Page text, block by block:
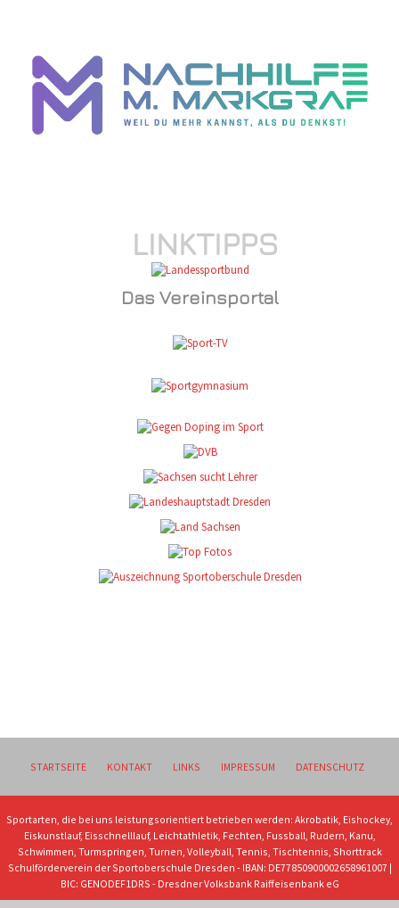
LINKTIPPS
Das Vereinsportal
STARTSEITE KONTAKT LINKS IMPRESSUM DATENSCHUTZ
Sportarten, die bei uns leistungsorientiert betrieben werden: Akrobatik, Eishockey,
Eiskunstlauf, Eisschnelllauf, Leichtathletik, Fechten, Fussball, Rudern, Kanu,
Schwimmen, Turmspringen, Turnen, Volleyball, Tennis, Tischtennis, Shorttrack
Schulförderverein der Sportoberschule Dresden - IBAN: DE77850900002658961007 |
BIC: GENODEF1DRS - Dresdner Volksbank Raiffeisenbank eG